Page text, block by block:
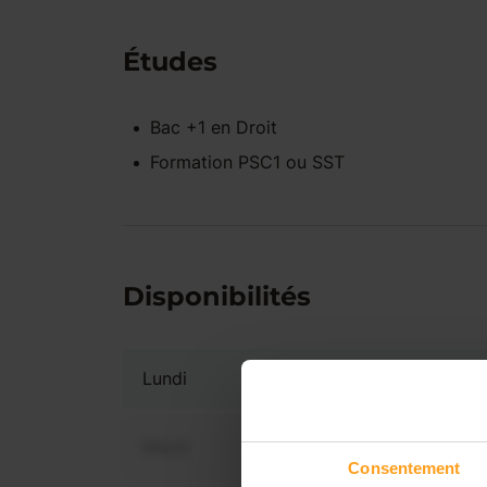
Consentement
Études
Bac +1 en Droit
Formation PSC1 ou SST
Disponibilités
Lundi